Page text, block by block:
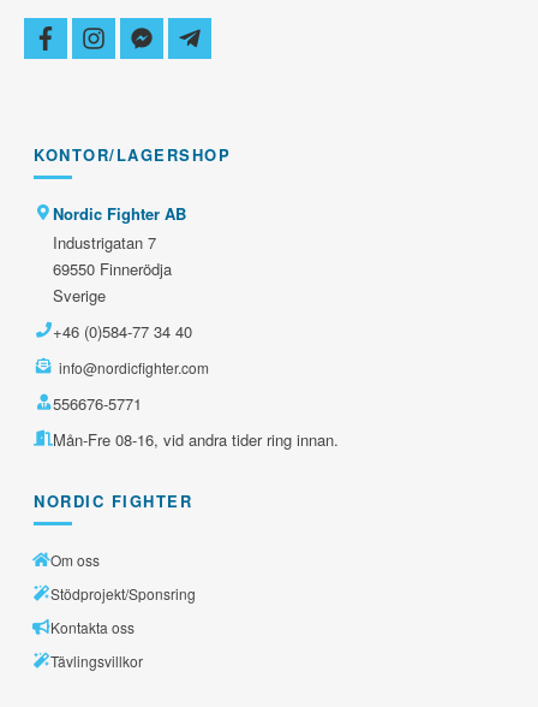
facebookinstagram
facebook-
messenger
telegram-
plane
KONTOR/LAGERSHOP
Nordic Fighter AB
Industrigatan 7
69550 Finnerödja
Sverige
+46 (0)584-77 34 40
info@nordicfighter.com
556676-5771
Mån-Fre 08-16, vid andra tider ring innan.
NORDIC FIGHTER
Om oss
Stödprojekt/Sponsring
Kontakta oss
Tävlingsvillkor